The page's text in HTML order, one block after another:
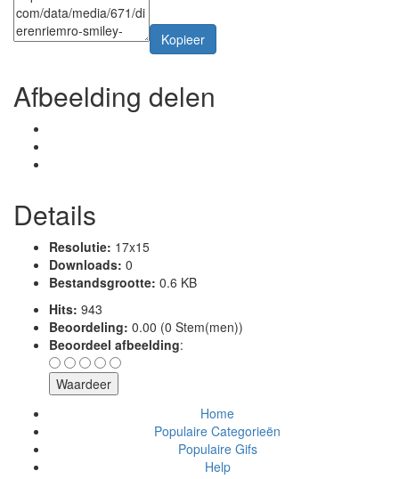
Kopieer
Afbeelding delen
Details
Resolutie: 17x15
Downloads: 0
Bestandsgrootte: 0.6 KB
Hits: 943
Beoordeling: 0.00 (0 Stem(men))
Beoordeel afbeelding:
Home
Populaire Categorieën
Populaire Gifs
Help